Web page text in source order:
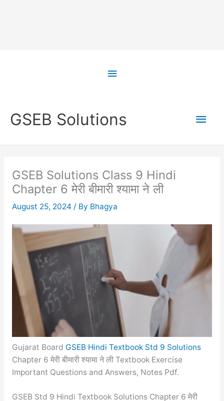
Above
GSEB Solutions
Main
GSEB Solutions Class 9 Hindi
Chapter 6 मेरी बीमारी श्यामा ने ली
August 25, 2024 / By Bhagya
Gujarat Board GSEB Hindi Textbook Std 9 Solutions
Chapter 6 मेरी बीमारी श्यामा ने ली Textbook Exercise
Important Questions and Answers, Notes Pdf.
GSEB Std 9 Hindi Textbook Solutions Chapter 6 मेरी